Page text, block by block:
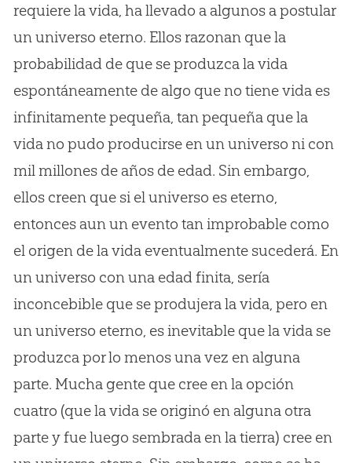
requiere la vida, ha llevado a algunos a postular
un universo eterno. Ellos razonan que la
probabilidad de que se produzca la vida
espontáneamente de algo que no tiene vida es
infinitamente pequeña, tan pequeña que la
vida no pudo producirse en un universo ni con
mil millones de años de edad. Sin embargo,
ellos creen que si el universo es eterno,
entonces aun un evento tan improbable como
el origen de la vida eventualmente sucederá. En
un universo con una edad finita, sería
inconcebible que se produjera la vida, pero en
un universo eterno, es inevitable que la vida se
produzca por lo menos una vez en alguna
parte. Mucha gente que cree en la opción
cuatro (que la vida se originó en alguna otra
parte y fue luego sembrada en la tierra) cree en